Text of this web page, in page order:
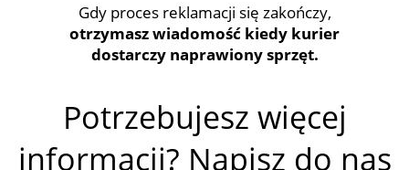
Gdy proces reklamacji się zakończy,
otrzymasz wiadomość kiedy kurier
dostarczy naprawiony sprzęt.
Potrzebujesz więcej
informacji? Napisz do nas